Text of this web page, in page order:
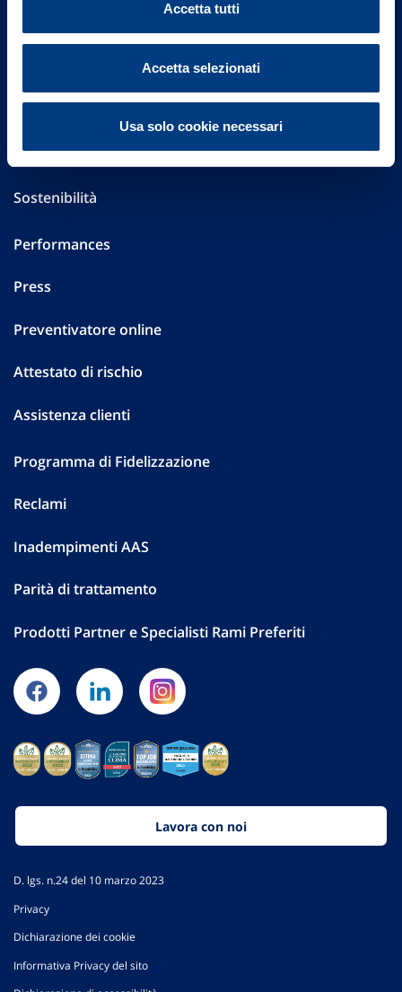
Accetta tutti
Accetta selezionati
Usa solo cookie necessari
FAQ
Altre informazioni
Sostenibilità
Performances
Press
Preventivatore online
Attestato di rischio
Assistenza clienti
Programma di Fidelizzazione
Reclami
Inadempimenti AAS
Parità di trattamento
Prodotti Partner e Specialisti Rami Preferiti
Lavora con noi
D. lgs. n.24 del 10 marzo 2023
Privacy
Dichiarazione dei cookie
Informativa Privacy del sito